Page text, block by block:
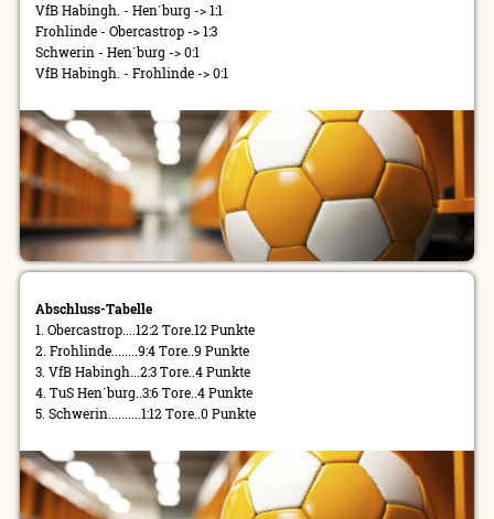
VfB Habingh. - Hen´burg -> 1:1
Frohlinde - Obercastrop -> 1:3
Schwerin - Hen´burg -> 0:1
VfB Habingh. - Frohlinde -> 0:1
Abschluss-Tabelle
1. Obercastrop....12:2 Tore.12 Punkte
2. Frohlinde........9:4 Tore..9 Punkte
3. VfB Habingh...2:3 Tore..4 Punkte
4. TuS Hen´burg..3:6 Tore..4 Punkte
5. Schwerin..........1:12 Tore..0 Punkte